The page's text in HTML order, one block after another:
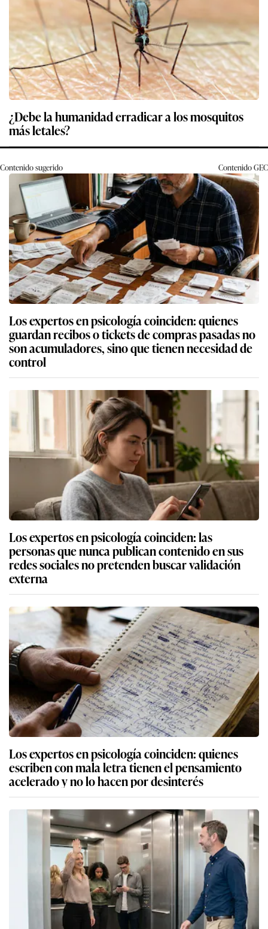
¿Debe la humanidad erradicar a los mosquitos
más letales?
Contenido sugerido ContenidoGEC
Los expertos en psicología coinciden: quienes
guardan recibos o tickets de compras pasadas no
son acumuladores, sino que tienen necesidad de
control
Los expertos en psicología coinciden: las
personas que nunca publican contenido en sus
redes sociales no pretenden buscar validación
externa
Los expertos en psicología coinciden: quienes
escriben con mala letra tienen el pensamiento
acelerado y no lo hacen por desinterés